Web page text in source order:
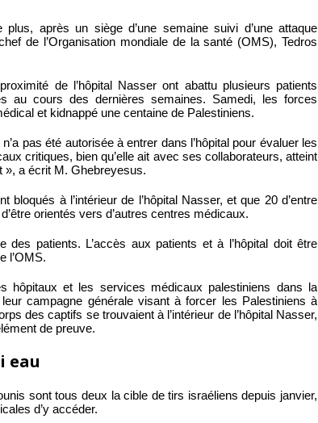
après un siège d’une semaine suivi d’une attaque
de l’Organisation mondiale de la santé (OMS), Tedros
de l’hôpital Nasser ont abattu plusieurs patients
au cours des dernières semaines. Samedi, les forces
et kidnappé une centaine de Palestiniens.
pas été autorisée à entrer dans l’hôpital pour évaluer les
critiques, bien qu’elle ait avec ses collaborateurs, atteint
», a écrit M. Ghebreyesus.
bloqués à l’intérieur de l’hôpital Nasser, et que 20 d’entre
orientés vers d’autres centres médicaux.
patients. L’accès aux patients et à l’hôpital doit être
l’OMS.
hôpitaux et les services médicaux palestiniens dans la
campagne générale visant à forcer les Palestiniens à
des captifs se trouvaient à l’intérieur de l’hôpital Nasser,
de preuve.
eau
sont tous deux la cible de tirs israéliens depuis janvier,
d’y accéder.